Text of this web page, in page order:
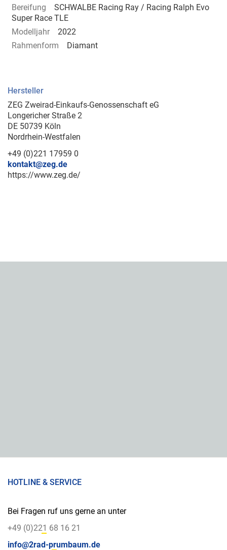
Bereifung
SCHWALBE Racing Ray / Racing Ralph Evo
Super Race TLE
Modelljahr
2022
Rahmenform
Diamant
Hersteller
ZEG Zweirad-Einkaufs-Genossenschaft eG
Longericher Straße 2
DE 50739 Köln
Nordrhein-Westfalen
+49 (0)221 17959 0
kontakt@zeg.de
https://www.zeg.de/
HOTLINE & SERVICE
Bei Fragen ruf uns gerne an unter
+49 (0)221 68 16 21
info@2rad-prumbaum.de